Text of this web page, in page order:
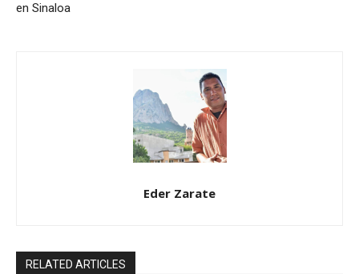
en Sinaloa
Eder Zarate
RELATED ARTICLES